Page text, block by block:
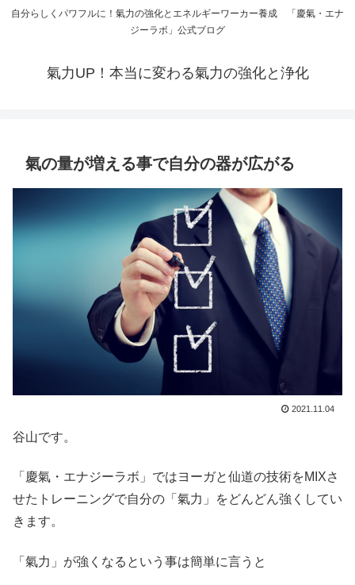
自分らしくパワフルに！氣力の強化とエネルギーワーカー養成 「慶氣・エナ
ジーラボ」公式ブログ
氣力UP！本当に変わる氣力の強化と浄化
氣の量が増える事で自分の器が広がる
2021.11.04
谷山です。
「慶氣・エナジーラボ」ではヨーガと仙道の技術をMIXさ
せたトレーニングで自分の「氣力」をどんどん強くしてい
きます。
「氣力」が強くなるという事は簡単に言うと